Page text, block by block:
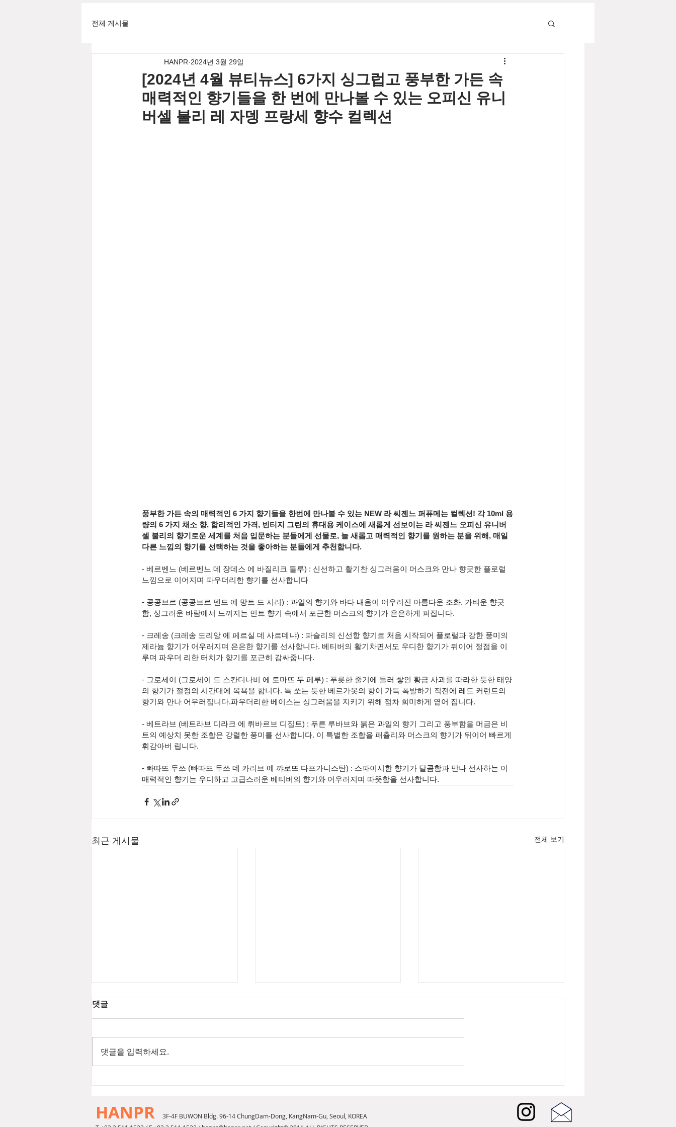
전체 게시물
[2024년 4월 뷰티뉴스] 6가지 싱그럽고 풍부한 가든 속
매력적인 향기들을 한 번에 만나볼 수 있는 오피신 유니
버셀 불리 레 자뎅 프랑세 향수 컬렉션
HANPR 2024년 3월 29일
풍부한 가든 속의 매력적인 6 가지 향기들을 한번에 만나볼 수 있는 NEW 라 씨젠느 퍼퓨메는 컬렉션! 각 10ml 용
량의 6 가지 채소 향, 합리적인 가격, 빈티지 그린의 휴대용 케이스에 새롭게 선보이는 라 씨젠느 오피신 유니버
셀 불리의 향기로운 세계를 처음 입문하는 분들에게 선물로, 늘 새롭고 매력적인 향기를 원하는 분을 위해, 매일
다른 느낌의 향기를 선택하는 것을 좋아하는 분들에게 추천합니다.
- 베르벤느 (베르벤느 데 장데스 에 바질리크 둘루) : 신선하고 활기찬 싱그러움이 머스크와 만나 향긋한 플로럴
느낌으로 이어지며 파우더리한 향기를 선사합니다
- 콩콩브르 (콩콩브르 덴드 에 망트 드 시리) : 과일의 향기와 바다 내음이 어우러진 아름다운 조화. 가벼운 향긋
함, 싱그러운 바람에서 느껴지는 민트 향기 속에서 포근한 머스크의 향기가 은은하게 퍼집니다.
- 크레송 (크레송 도리앙 에 페르실 데 사르데냐) : 파슬리의 신선항 향기로 처음 시작되어 플로럴과 강한 풍미의
제라늄 향기가 어우러지며 은은한 향기를 선사합니다. 베티버의 활기차면서도 우디한 향기가 뒤이어 정점을 이
루며 파우더 리한 터치가 향기를 포근히 감싸줍니다.
- 그로세이 (그로세이 드 스칸디나비 에 토마뜨 두 페루) : 푸릇한 줄기에 둘러 쌓인 황금 사과를 따라한 듯한 태양
의 향기가 절정의 시간대에 목욕을 합니다. 톡 쏘는 듯한 베르가못의 향이 가득 폭발하기 직전에 레드 커런트의
향기와 만나 어우러집니다.파우더리한 베이스는 싱그러움을 지키기 위해 점차 희미하게 옅어 집니다.
- 베트라브 (베트라브 디라크 에 뤼바르브 디집트) : 푸른 루바브와 붉은 과일의 향기 그리고 풍부함을 머금은 비
트의 예상치 못한 조합은 강렬한 풍미를 선사합니다. 이 특별한 조합을 패츌리와 머스크의 향기가 뒤이어 빠르게
휘감아버 립니다.
- 빠따뜨 두쓰 (빠따뜨 두쓰 데 카리브 에 꺄로뜨 다프가니스탄) : 스파이시한 향기가 달콤함과 만나 선사하는 이
매력적인 향기는 우디하고 고급스러운 베티버의 향기와 어우러지며 따뜻함을 선사합니다.
최근 게시물 전체 보기
드 퍼퓸 인텐스 출시
NEW 셰이드 5종 출시
댓글
댓글을 입력하세요.
HANPR
3F-4F BUWON Bldg. 96-14 ChungDam-Dong, KangNam-Gu, Seoul, KOREA